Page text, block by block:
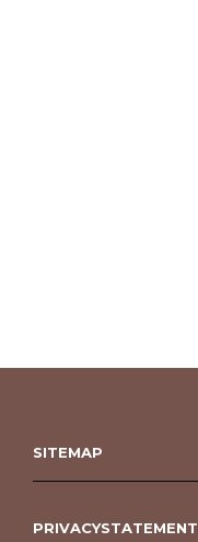
SITEMAP
PRIVACYSTATEMENT